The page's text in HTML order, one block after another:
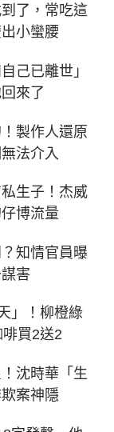
了，常吃這
小蠻腰
己已離世」
來了
製作人還原
法介入
生子！杰威
博流量
知情官員曝
害
」！柳橙綠
買2送2
沈時華「生
案神隱